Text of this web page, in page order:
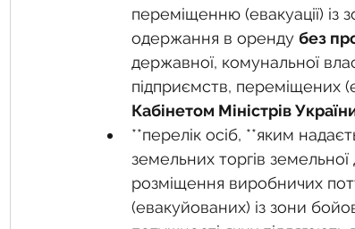
переміщенню (евакуації) із
одержання в оренду без
державної, комунальної
підприємств, переміщених
Кабінетом Міністрів
**перелік осіб, **яким
земельних торгів
розміщення виробничих
(евакуйованих) із зони